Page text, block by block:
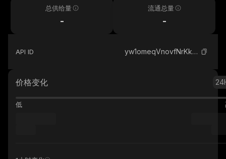
总供给量
-
流通总量
-
API ID yw1omeqVnovfNrKkkXuVy5JYe2zNov2xHkqxcyYw3ej_solana
价格变化
低